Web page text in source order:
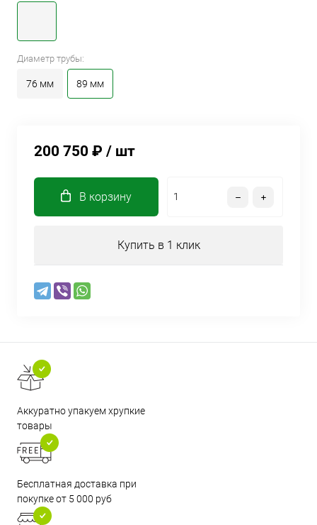
Диаметр трубы:
76 мм 89 мм
200 750 ₽ / шт
В корзину
Купить в 1 клик
Аккуратно упакуем хрупкие
товары
Бесплатная доставка при
покупке от 5 000 руб